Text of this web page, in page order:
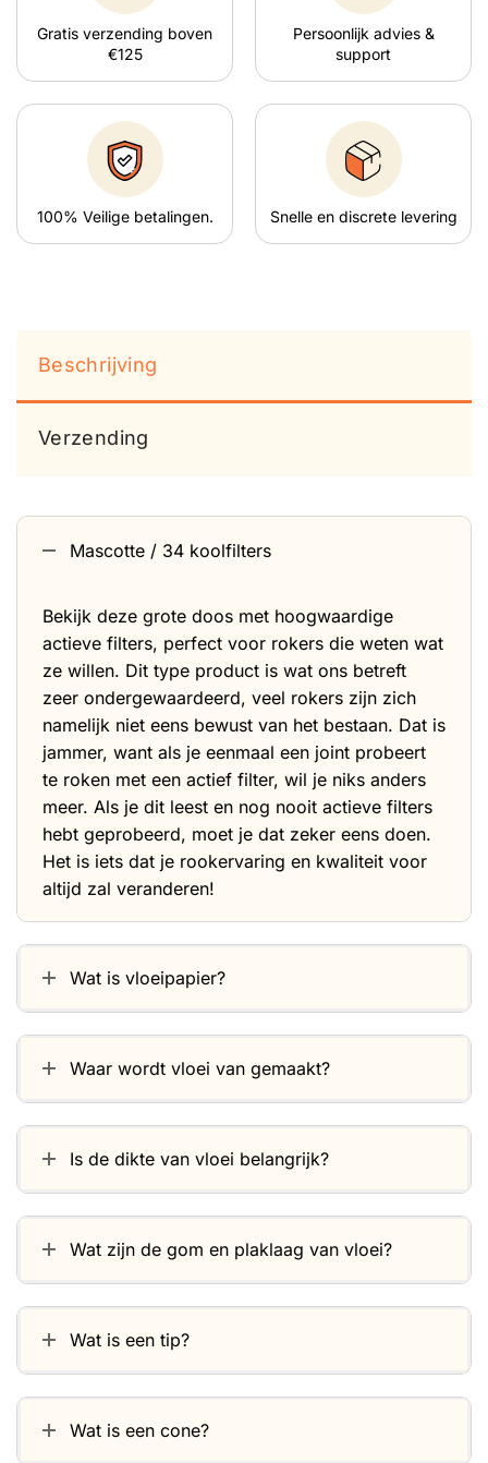
Gratis verzending boven
€125
Persoonlijk advies &
support
100% Veilige betalingen. Snelle en discrete levering
Beschrijving
Verzending
Mascotte / 34 koolfilters
Bekijk deze grote doos met hoogwaardige
actieve filters, perfect voor rokers die weten wat
ze willen. Dit type product is wat ons betreft
zeer ondergewaardeerd, veel rokers zijn zich
namelijk niet eens bewust van het bestaan. Dat is
jammer, want als je eenmaal een joint probeert
te roken met een actief filter, wil je niks anders
meer. Als je dit leest en nog nooit actieve filters
hebt geprobeerd, moet je dat zeker eens doen.
Het is iets dat je rookervaring en kwaliteit voor
altijd zal veranderen!
Wat is vloeipapier?
Waar wordt vloei van gemaakt?
Is de dikte van vloei belangrijk?
Wat zijn de gom en plaklaag van vloei?
Wat is een tip?
Wat is een cone?